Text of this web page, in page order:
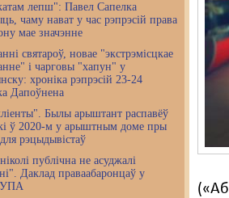
лепш": Павел Сапелка
чаму нават у час рэпрэсій права
мае значэнне
святароў, новае "экстрэмісцкае
і чарговы "хапун" у
хроніка рэпрэсій 23-24
Дапоўнена
Былы арыштант распавёў
ў 2020-м у арыштным доме пры
рэцыдывістаў
публічна не асуджалі
Даклад праваабаронцаў у
УПА